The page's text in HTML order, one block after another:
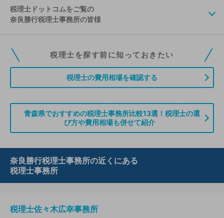
税理士ドットコムをご覧の
奈良勝行税理士事務所の皆様
税理士ドットコムの無料会員にご登録いただくと、貴事務所の情報を編集し
ていただくことができます。また、税理士をお探しの方との接点をご提供す
無料登録のご案内はこちら
税理士を探す前に知っておきたい
税理士の費用相場を確認する
青森県でおすすめの税理士事務所比較13選！税理士の選
び方や費用相場も併せて紹介
奈良勝行税理士事務所の近くにある
税理士事務所
税理士佐々木広幸事務所